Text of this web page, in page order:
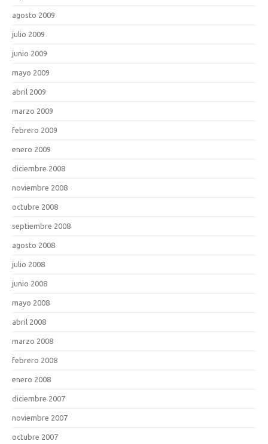
agosto 2009
julio 2009
junio 2009
mayo 2009
abril 2009
marzo 2009
febrero 2009
enero 2009
diciembre 2008
noviembre 2008
octubre 2008
septiembre 2008
agosto 2008
julio 2008
junio 2008
mayo 2008
abril 2008
marzo 2008
febrero 2008
enero 2008
diciembre 2007
noviembre 2007
octubre 2007